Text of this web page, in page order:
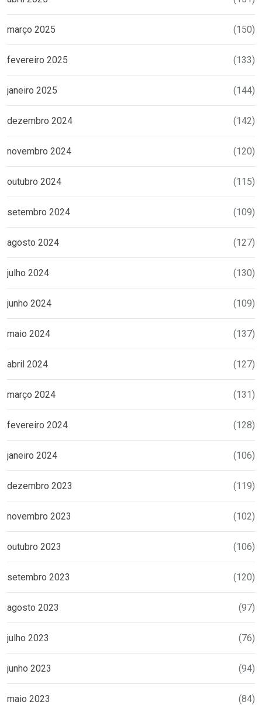
março 2025 (150)
fevereiro 2025 (133)
janeiro 2025 (144)
dezembro 2024 (142)
novembro 2024 (120)
outubro 2024 (115)
setembro 2024 (109)
agosto 2024 (127)
julho 2024 (130)
junho 2024 (109)
maio 2024 (137)
abril 2024 (127)
março 2024 (131)
fevereiro 2024 (128)
janeiro 2024 (106)
dezembro 2023 (119)
novembro 2023 (102)
outubro 2023 (106)
setembro 2023 (120)
agosto 2023 (97)
julho 2023 (76)
junho 2023 (94)
maio 2023 (84)